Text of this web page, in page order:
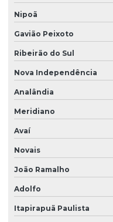
Nipoã
Gavião Peixoto
Ribeirão do Sul
Nova Independência
Analândia
Meridiano
Avaí
Novais
João Ramalho
Adolfo
Itapirapuã Paulista